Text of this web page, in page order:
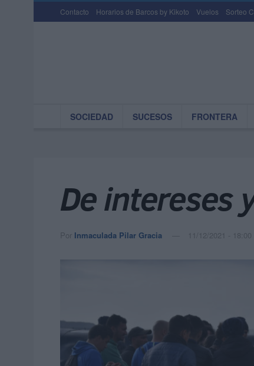
Contacto Horarios de Barcos by Kikoto Vuelos Sorteo
SOCIEDAD SUCESOS FRONTERA
De intereses
Por Inmaculada Pilar Gracia 11/12/2021 - 18:00